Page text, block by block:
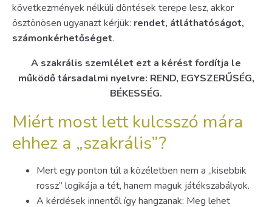
következmények nélküli döntések terepe lesz, akkor
ösztönösen ugyanazt kérjük: rendet, átláthatóságot,
számonkérhetőséget.
A szakrális szemlélet ezt a kérést fordítja le
működő társadalmi nyelvre: REND, EGYSZERŰSÉG,
BÉKESSÉG.
Miért most lett kulcsszó mára
ehhez a „szakrális”?
Mert egy ponton túl a közéletben nem a „kisebbik
rossz” logikája a tét, hanem maguk játékszabályok.
A kérdések innentől így hangzanak: Meg lehet